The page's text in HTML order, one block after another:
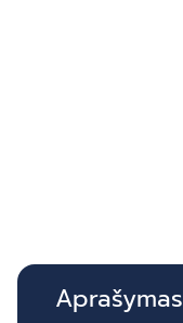
Aprašymas